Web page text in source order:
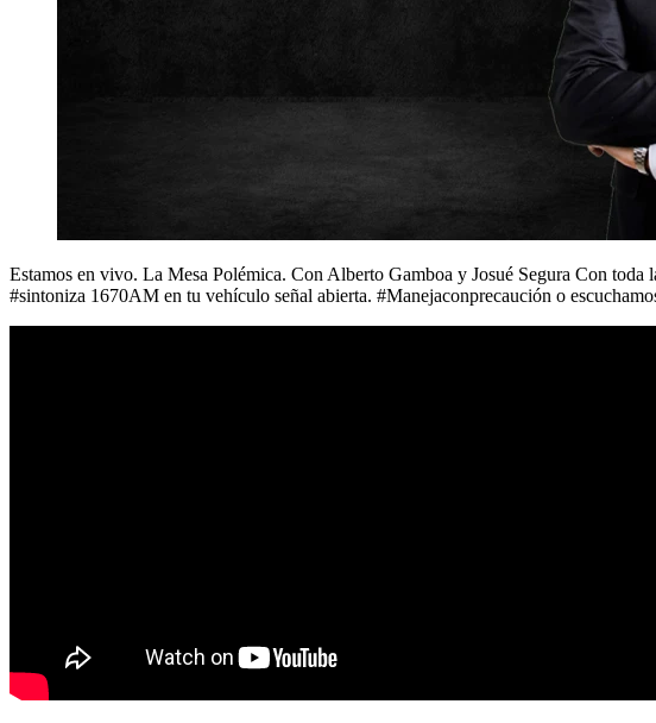
Estamos en vivo. La Mesa Polémica. Con Alberto Gamboa y Josué Segura Con
#sintoniza 1670AM en tu vehículo señal abierta. #Manejaconprecaución o